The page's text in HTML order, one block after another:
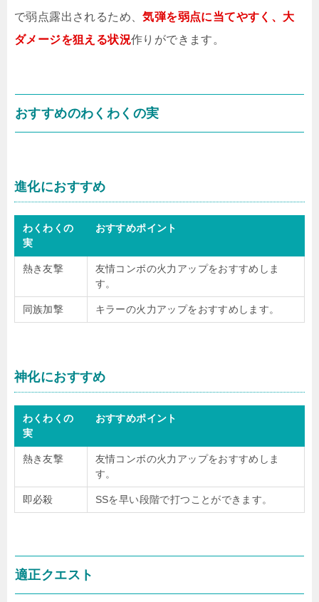
で弱点露出されるため、気弾を弱点に当てやすく、大
ダメージを狙える状況作りができます。
おすすめのわくわくの実
進化におすすめ
わくわくの
実
おすすめポイント
熱き友撃
友情コンボの火力アップをおすすめしま
す。
同族加撃 キラーの火力アップをおすすめします。
神化におすすめ
わくわくの
実
おすすめポイント
熱き友撃
友情コンボの火力アップをおすすめしま
す。
即必殺 SSを早い段階で打つことができます。
適正クエスト